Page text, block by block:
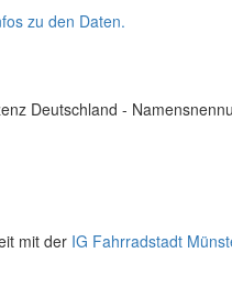
zu den Daten.
Deutschland -
mit der IG Fahrradstadt